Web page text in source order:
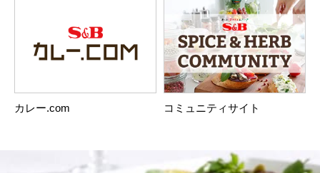
カレー.com コミュニティサイト